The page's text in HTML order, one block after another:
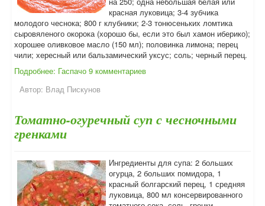
красная луковица; 3-4 зубчика
молодого чеснока; 800 г клубники; 2-3 тонюсеньких ломтика
сыровяленого окорока (хорошо бы, если это был хамон иберико);
хорошее оливковое масло (150 мл); половинка лимона; перец
чили; хересный или бальзамический уксус; соль; черный перец.
Подробнее: Гаспачо 9 комментариев
Автор: Влад Пискунов
Томатно-огуречный суп с чесночными
гренками
Ингредиенты для супа: 2 больших
огурца, 2 больших помидора, 1
красный болгарский перец, 1 средняя
луковица, 800 мл консервированного